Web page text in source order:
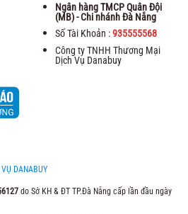
Ngân hàng TMCP Quân Đội
(MB) - Chi nhánh Đà Nẵng
Số Tài Khoản :935555568
Công ty TNHH Thương Mại
Dịch Vụ Danabuy
DANABUY
do Sở KH & ĐT TP.Đà Nẵng cấp lần đầu ngày